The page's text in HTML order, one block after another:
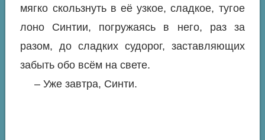
мягко скользнуть в её узкое, сладкое, тугое
лоно Синтии, погружаясь в него, раз за
разом, до сладких судорог, заставляющих
забыть обо всём на свете.
– Уже завтра, Синти.